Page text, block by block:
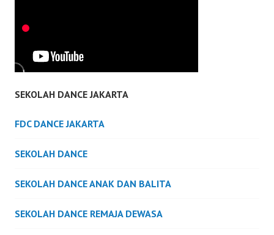
SEKOLAH DANCE JAKARTA
FDC DANCE JAKARTA
SEKOLAH DANCE
SEKOLAH DANCE ANAK DAN BALITA
SEKOLAH DANCE REMAJA DEWASA